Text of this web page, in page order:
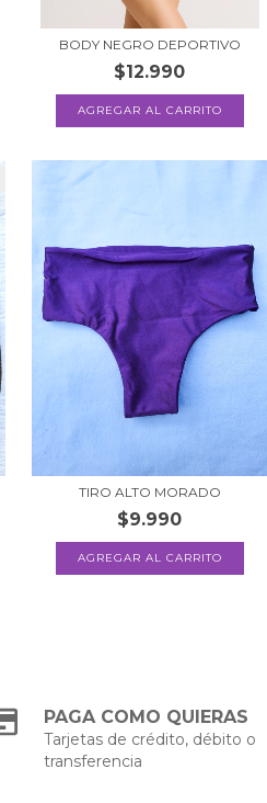
BODY NEGRO DEPORTIVO
$12.990
AGREGAR AL CARRITO
TIRO ALTO MORADO
$9.990
AGREGAR AL CARRITO
PAGA COMO QUIERAS
Tarjetas de crédito, débito o
transferencia